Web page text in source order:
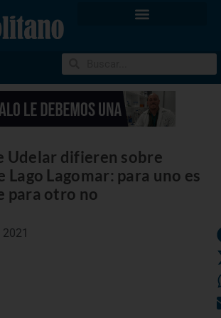
Udelar difieren sobre
Lago Lagomar: para uno es
para otro no